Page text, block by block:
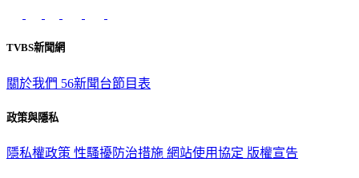
TVBS新聞網
關於我們 56新聞台節目表
政策與隱私
隱私權政策 性騷擾防治措施 網站使用協定 版權宣告